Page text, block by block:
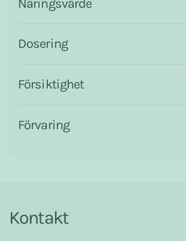
Näringsvärde
Dosering
Försiktighet
Förvaring
Kontakt